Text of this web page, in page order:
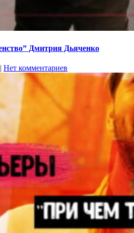
Дмитрия Дьяченко
| Нет комментариев